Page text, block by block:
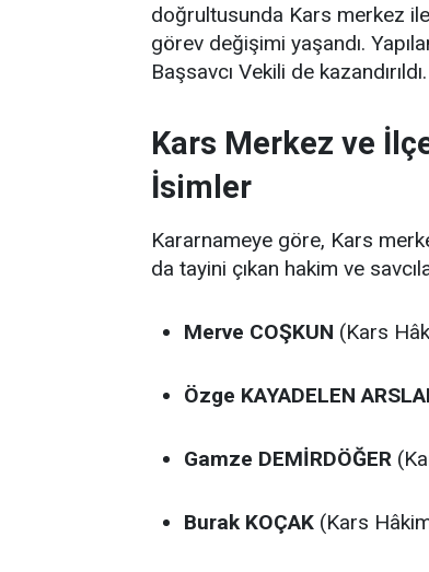
doğrultusunda Kars merkez
görev değişimi yaşandı.
Başsavcı Vekili de kazandırıldı.
Kars Merkez ve
İsimler
Kararnameye göre, Kars
da tayini çıkan hakim ve
Merve COŞKUN (Kars
Özge KAYADELEN
Gamze DEMİRDÖĞER
Burak KOÇAK (Kars